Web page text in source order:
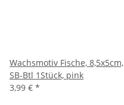
Wachsmotiv Fische, 8,5x5cm,
SB-Btl 1Stück, pink
3,99 € *